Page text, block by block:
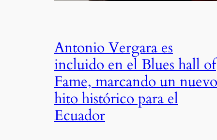
Antonio Vergara es
incluido en el Blues hall of
Fame, marcando un nuevo
hito histórico para el
Ecuador